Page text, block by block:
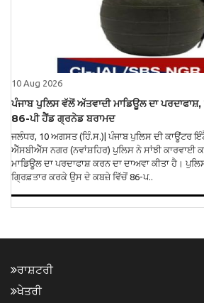
10 Aug 2026
ਪੰਜਾਬ ਪੁਲਿਸ ਵੱਲੋਂ ਅੱਤਵਾਦੀ ਮਾਡਿਊਲ ਦਾ
86-ਪੀ ਹੈਂਡ ਗ੍ਰਨੇਡ ਬਰਾਮਦ
ਜਲੰਧਰ, 10 ਅਗਸਤ (ਹਿੰ.ਸ.)| ਪੰਜਾਬ ਪੁਲਿਸ ਦੀ ਕਾਊਂਟਰ
ਐੱਸਬੀਐੱਸ ਨਗਰ (ਨਵਾਂਸ਼ਹਿਰ) ਪੁਲਿਸ ਨੇ ਸਾਂਝੀ ਕਾਰਵਾਈ
ਮਾਡਿਊਲ ਦਾ ਪਰਦਾਫਾਸ਼ ਕਰਨ ਦਾ ਦਾਅਵਾ ਕੀਤਾ ਹੈ।
ਗ੍ਰਿਫ਼ਤਾਰ ਕਰਕੇ ਉਸ ਦੇ ਕਬਜ਼ੇ ਵਿੱਚੋਂ 86-ਪ..
ਰਾਸ਼ਟਰੀ
ਖੇਤਰੀ